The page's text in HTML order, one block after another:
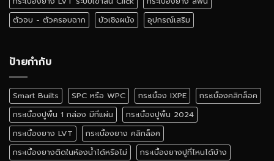
ตัวจบ - ตัวครอบฉาก
บัวเชิงผนัง อุปกรณ์เสริม
ป้ายกำกับ
Smart Builts SPC หรือ WPC กระเบื้อง IXPE
กระเบื้องคลิกล็อค
กระเบื้องปูพื้น 1 กล่อง มีกี่แผ่น
กระเบื้องปูพื้น 2024
กระเบื้องยาง LVT
กระเบื้องยาง คลิกล็อค
กระเบื้องยางติดในห้องน้ำได้หรือไม่
กระเบื้องยางปูที่ไหนได้บ้าง